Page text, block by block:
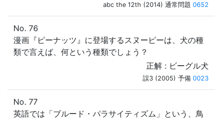
abc the 12th (2014) 通常問題 0652
No. 76
漫画『ピーナッツ』に登場するスヌーピーは、犬の種
類で言えば、何という種類でしょう？
正解 : ビーグル犬
誤3 (2005) 予備 0023
No. 77
英語では「ブルード・パラサイティズム」という、鳥